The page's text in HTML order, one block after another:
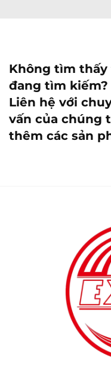
Không tìm thấy
đang tìm kiếm?
Liên hệ với
vấn của chúng
thêm các sản